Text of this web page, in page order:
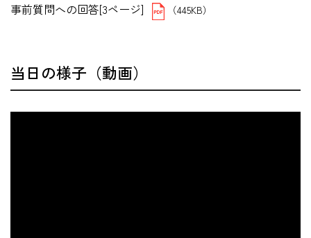
事前質問への回答[3ページ] （445KB）
当日の様子（動画）